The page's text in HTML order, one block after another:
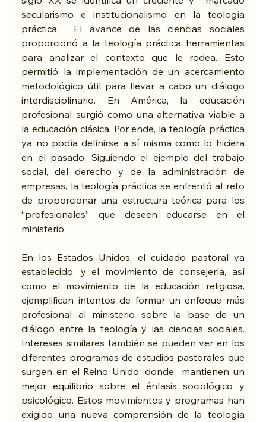
secularismo e institucionalismo en la teología
práctica.  El avance de las ciencias sociales
proporcionó a la teología práctica herramientas
para analizar el contexto que le rodea. Esto
permitió la implementación de un acercamiento
metodológico útil para llevar a cabo un diálogo
interdisciplinario. En América, la educación
profesional surgió como una alternativa viable a
la educación clásica. Por ende, la teología práctica
ya no podía definirse a sí misma como lo hiciera
en el pasado. Siguiendo el ejemplo del trabajo
social, del derecho y de la administración de
empresas, la teología práctica se enfrentó al reto
de proporcionar una estructura teórica para los
“profesionales” que deseen educarse en el
ministerio.
En los Estados Unidos, el cuidado pastoral ya
establecido, y el movimiento de consejería, así
como el movimiento de la educación religiosa,
ejemplifican intentos de formar un enfoque más
profesional al ministerio sobre la base de un
diálogo entre la teología y las ciencias sociales.
Intereses similares también se pueden ver en los
diferentes programas de estudios pastorales que
surgen en el Reino Unido, donde  mantienen un
mejor equilibrio sobre el énfasis sociológico y
psicológico. Estos movimientos y programas han
exigido una nueva comprensión de la teología